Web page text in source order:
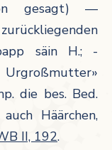
gesagt) —
säin H.; -
die bes. Bed.
Häärchen,
II, 192.